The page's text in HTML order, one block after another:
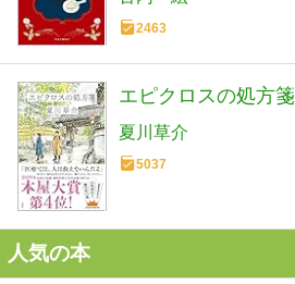
2463
エピクロスの処方箋
夏川草介
5037
人気の本